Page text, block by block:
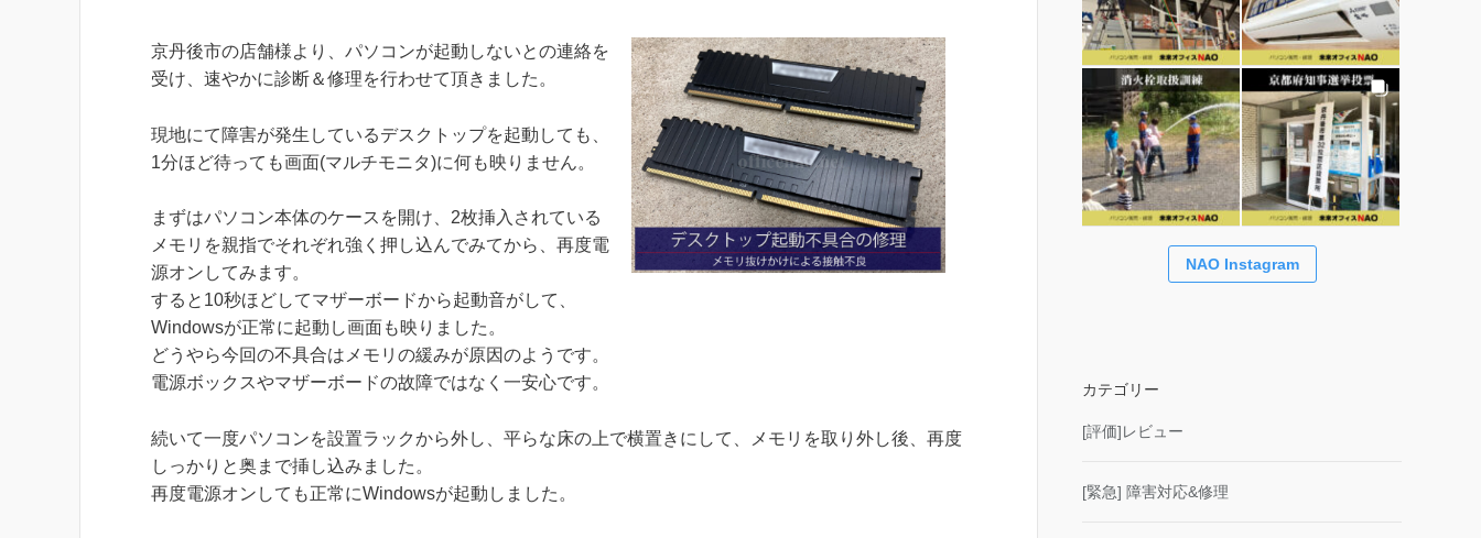
京丹後市の店舗様より、パソコンが起動しないとの連絡を
受け、速やかに診断＆修理を行わせて頂きました。
現地にて障害が発生しているデスクトップを起動しても、
1分ほど待っても画面(マルチモニタ)に何も映りません。
まずはパソコン本体のケースを開け、2枚挿入されている
メモリを親指でそれぞれ強く押し込んでみてから、再度電
源オンしてみます。
すると10秒ほどしてマザーボードから起動音がして、
Windowsが正常に起動し画面も映りました。
どうやら今回の不具合はメモリの緩みが原因のようです。
電源ボックスやマザーボードの故障ではなく一安心です。
続いて一度パソコンを設置ラックから外し、平らな床の上で横置きにして、メモリを取り外し後、再度
しっかりと奥まで挿し込みました。
再度電源オンしても正常にWindowsが起動しました。
NAO Instagram
カテゴリー
[評価]レビュー
[緊急] 障害対応&修理